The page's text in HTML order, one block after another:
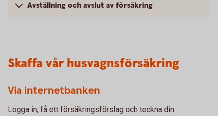
Avställning och avslut av försäkring
Skaffa vår husvagnsförsäkring
Via internetbanken
Logga in, få ett försäkringsförslag och teckna din